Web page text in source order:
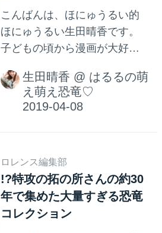
竜コラム連載中。 恐竜検定所
持、世界三大恐竜博物館の福
井県... YouTube「生田晴香の
恐竜わっしょい」ちゃんねる
がじわじわ伸びていってるよ
うで嬉しい限りです。 文字だ
と難しそうで読む気が…とな
るような...
こんばんは、ほにゅうるい的
ほにゅうるい生田晴香です。
子どもの頃から漫画が大好き
ブに入っていたり、腐の世界
に入って同人誌にまで手を出
し、たくさんの漫画を読んで
もコマ割りが良く面白い漫画
がある事を知っているので、
面白ささえあればどーんとこ
いですが… 飽きやすいので面
生田晴香 @ はるるの萌
え萌え恐竜♡
ロレンス編集部
!?特攻の拓の所さんの約30
年で集めた大量すぎる恐竜
コレクション